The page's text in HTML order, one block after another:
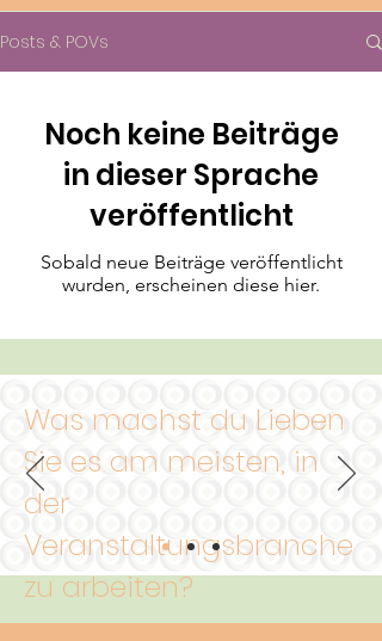
Posts & POVs
Noch keine Beiträge
in dieser Sprache
veröffentlicht
Sobald neue Beiträge veröffentlicht
wurden, erscheinen diese hier.
Was machst du Lieben
Sie es am meisten, in
der
Veranstaltungsbranche
zu arbeiten?